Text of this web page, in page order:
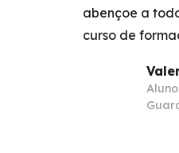
abençoe a
curso de